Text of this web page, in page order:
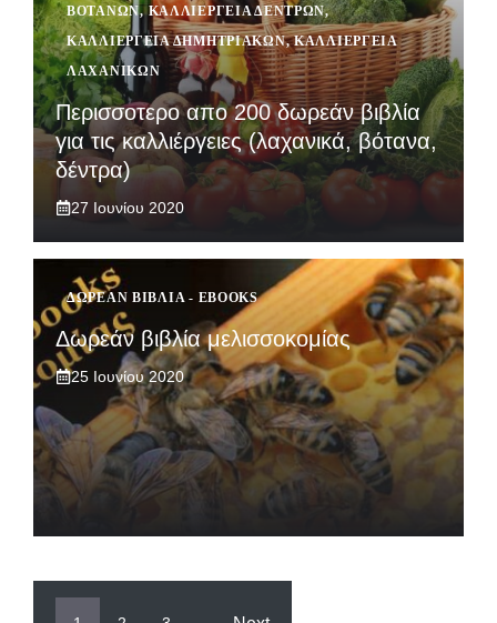
ΒΟΤΆΝΩΝ,ΚΑΛΛΙΈΡΓΕΙΑ ΔΈΝΤΡΩΝ,
ΚΑΛΛΙΈΡΓΕΙΑ ΔΗΜΗΤΡΙΑΚΏΝ,ΚΑΛΛΙΈΡΓΕΙΑ
ΛΑΧΑΝΙΚΏΝ
Περισσοτερο απο 200 δωρεάν βιβλία
για τις καλλιέργειες (λαχανικά, βότανα,
δέντρα)
27 Ιουνίου 2020
ΔΩΡΕΆΝ ΒΙΒΛΊΑ - EBOOKS
Δωρεάν βιβλία μελισσοκομίας
25 Ιουνίου 2020